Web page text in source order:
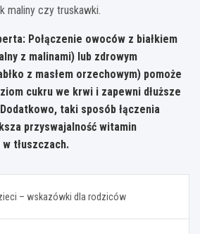
maliny czy truskawki.
Połączenie owoców z białkiem
z malinami) lub zdrowym
z masłem orzechowym) pomoże
cukru we krwi i zapewni dłuższe
taki sposób łączenia
przyswajalność witamin
tłuszczach.
– wskazówki dla rodziców